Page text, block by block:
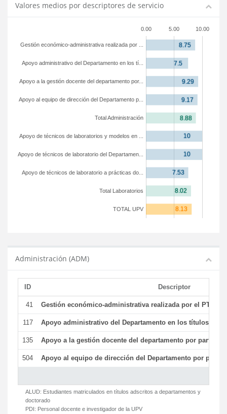
Valores medios por descriptores de servicio
0.00 5.00 10.00
TOTAL UPV
Total Laboratorios
Apoyo de técnicos de laboratorio a prácticas do...
Apoyo de técnicos de laboratorio del Departamen...
Apoyo de técnicos de laboratorios y modelos en ...
Total Administración
Apoyo al equipo de dirección del Departamento p...
Apoyo a la gestión docente del departamento por...
Apoyo administrativo del Departamento en los tí...
Gestión económico-administrativa realizada por ...
Administración (ADM)
ID Descriptor
41 Gestión económico-administrativa realizada por el PTGAS
117 Apoyo administrativo del Departamento en los títulos de
135 Apoyo a la gestión docente del departamento por parte
504 Apoyo al equipo de dirección del Departamento por parte
ALUD: Estudiantes matriculados en títulos adscritos a departamentos y
doctorado
PDI: Personal docente e investigador de la UPV